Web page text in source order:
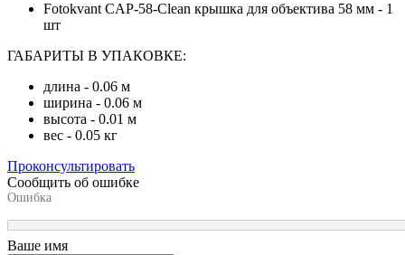
Fotokvant CAP-58-Clean крышка для объектива 58 мм - 1
шт
ГАБАРИТЫ В УПАКОВКЕ:
длина - 0.06 м
ширина - 0.06 м
высота - 0.01 м
вес - 0.05 кг
Проконсультировать
Сообщить об ошибке
Ошибка
Ваше имя